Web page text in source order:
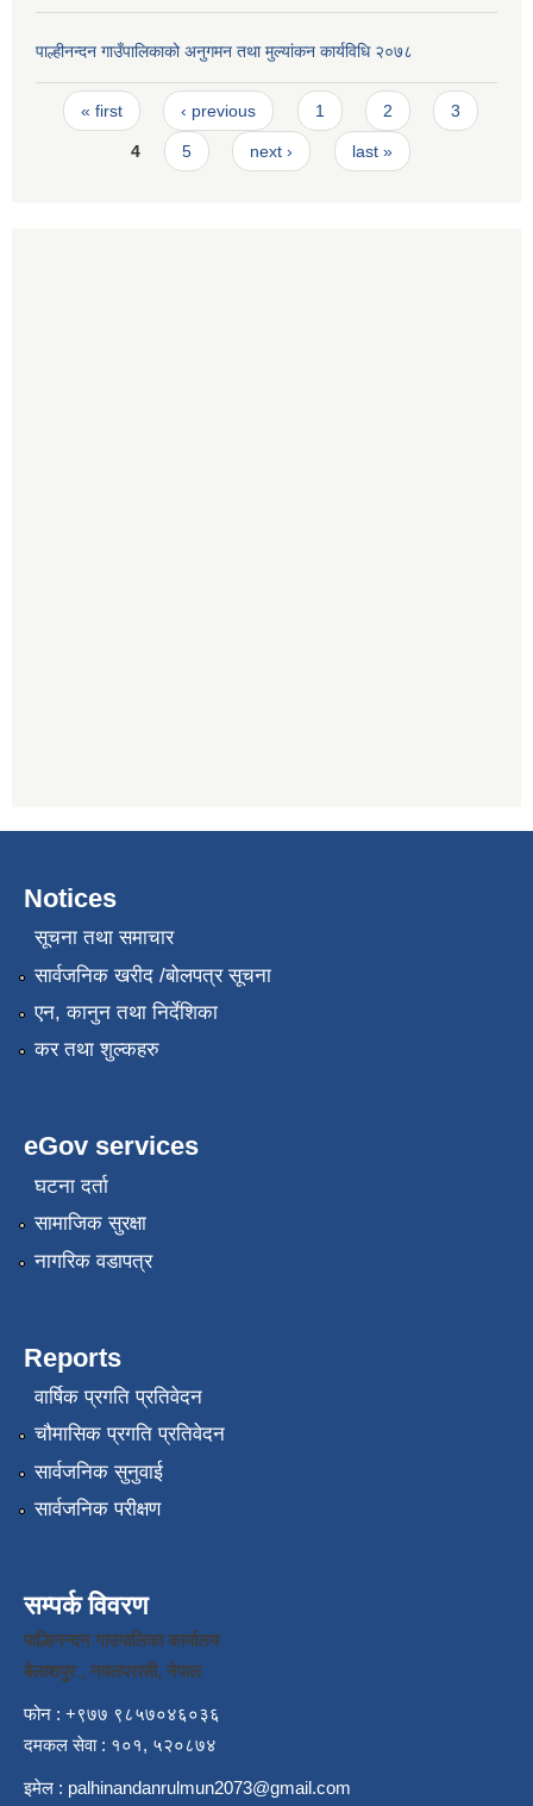
पाल्हीनन्दन गाउँपालिकाको अनुगमन तथा मुल्यांकन कार्यविधि २०७८
Pages
« first ‹ previous 1 2 3
4 5 next › last »
Notices
सूचना तथा समाचार
सार्वजनिक खरीद /बोलपत्र सूचना
एन, कानुन तथा निर्देशिका
कर तथा शुल्कहरु
eGov services
घटना दर्ता
सामाजिक सुरक्षा
नागरिक वडापत्र
Reports
वार्षिक प्रगति प्रतिवेदन
चौमासिक प्रगति प्रतिवेदन
सार्वजनिक सुनुवाई
सार्वजनिक परीक्षण
सम्पर्क विवरण
पाल्हिनन्दन गाउपालिका कार्यालय
बेलाशपुर , नवलपरासी, नेपाल
फोन : +९७७ ९८५७०४६०३६
दमकल सेवा : १०१, ५२०८७४
इमेल : palhinandanrulmun2073@gmail.com